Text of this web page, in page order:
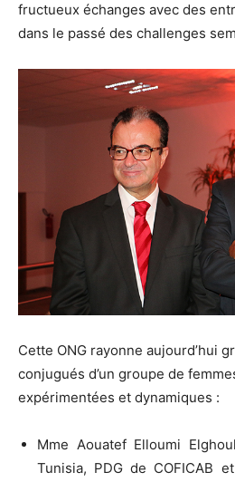
fructueux échanges avec des
dans le passé des challenges
Cette ONG rayonne aujourd’hui
conjugués d’un groupe de
expérimentées et dynamiques :
Mme Aouatef Elloumi
Tunisia, PDG de COFICAB